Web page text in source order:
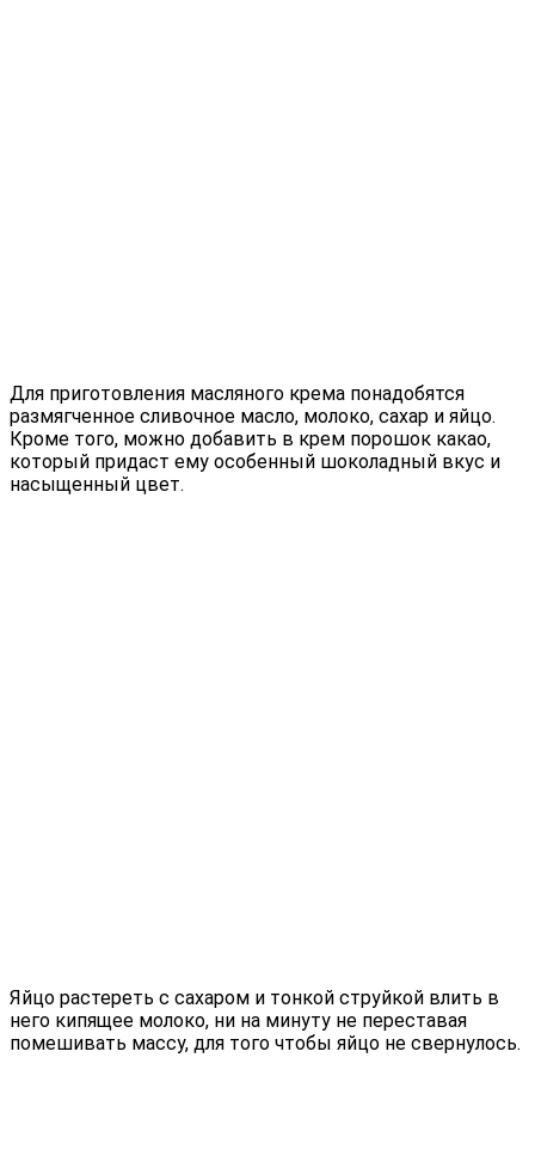
Для приготовления масляного крема понадобятся
размягченное сливочное масло, молоко, сахар и яйцо.
Кроме того, можно добавить в крем порошок какао,
который придаст ему особенный шоколадный вкус и
насыщенный цвет.
Яйцо растереть с сахаром и тонкой струйкой влить в
него кипящее молоко, ни на минуту не переставая
помешивать массу, для того чтобы яйцо не свернулось.